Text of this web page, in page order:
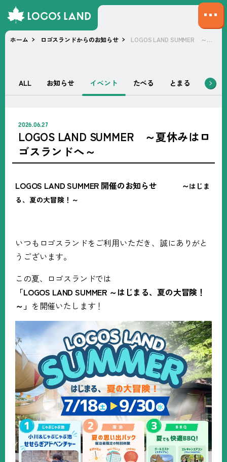
サ
イ
ト
プ
を
ホーム ロゴスランドからのお知らせ LOGOS LAND SUMMER ～夏休みはロゴスランドへ～
ALL お知らせ イベント たべる とまる あそぶ
LOGOS LAND SUMMER ～夏休みはロ
ゴスランドへ～
2026.06.27
LOGOS LAND SUMMER 開催のお知らせ ～はじま
る、夏の大冒険！～
いつもロゴスランドをご利用いただき、誠にありがと
うございます。
この夏、ロゴスランドでは
「LOGOS LAND SUMMER ～はじまる、夏の大冒険！
～」 を開催いたします！